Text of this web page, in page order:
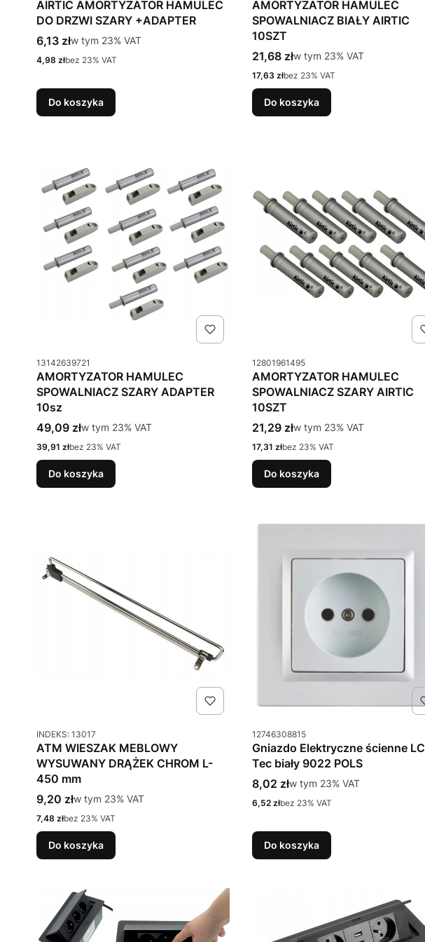
AIRTIC AMORTYZATOR HAMULEC
DO DRZWI SZARY +ADAPTER
Cena brutto
6,13 złw tym %s VAT
w tym 23% VAT
Cena netto
4,98 złbez 23% VAT
Do koszyka
AMORTYZATOR HAMULEC
SPOWALNIACZ BIAŁY AIRTIC
10SZT
Cena brutto
21,68 złw tym %s VAT
w tym 23% VAT
Cena netto
17,63 złbez 23% VAT
Do koszyka
Kod produktu
13142639721
AMORTYZATOR HAMULEC
SPOWALNIACZ SZARY ADAPTER
10sz
Cena brutto
49,09 złw tym %s VAT
w tym 23% VAT
Cena netto
39,91 złbez 23% VAT
Do koszyka
Kod produktu
12801961495
AMORTYZATOR HAMULEC
SPOWALNIACZ SZARY AIRTIC
10SZT
Cena brutto
21,29 złw tym %s VAT
w tym 23% VAT
Cena netto
17,31 złbez 23% VAT
Do koszyka
Kod produktu
INDEKS: 13017
ATM WIESZAK MEBLOWY
WYSUWANY DRĄŻEK CHROM L-
450 mm
Cena brutto
9,20 złw tym %s VAT
w tym 23% VAT
Cena netto
7,48 złbez 23% VAT
Do koszyka
Kod produktu
12746308815
Gniazdo Elektryczne ścienne LC
Tec biały 9022 POLS
Cena brutto
8,02 złw tym %s VAT
w tym 23% VAT
Cena netto
6,52 złbez 23% VAT
Do koszyka